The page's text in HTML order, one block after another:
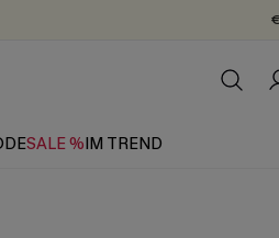
SALE %IM TREND